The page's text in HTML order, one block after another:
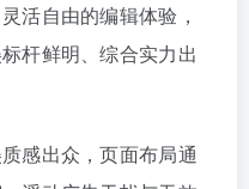
活自由的编辑体验，
杆鲜明、综合实力出
感出众，页面布局通